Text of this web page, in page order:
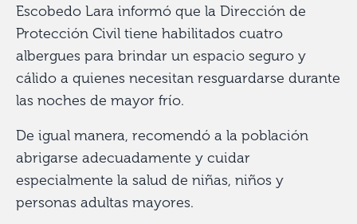
Escobedo Lara informó que la Dirección de
Protección Civil tiene habilitados cuatro
albergues para brindar un espacio seguro y
cálido a quienes necesitan resguardarse durante
las noches de mayor frío.
De igual manera, recomendó a la población
abrigarse adecuadamente y cuidar
especialmente la salud de niñas, niños y
personas adultas mayores.